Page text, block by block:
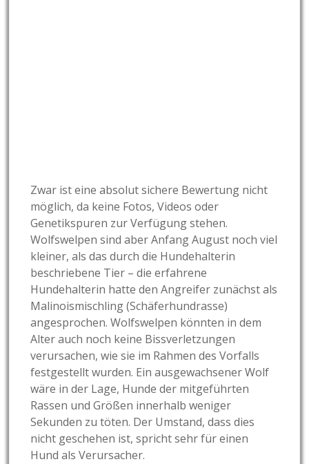
Zwar ist eine absolut sichere Bewertung nicht
möglich, da keine Fotos, Videos oder
Genetikspuren zur Verfügung stehen.
Wolfswelpen sind aber Anfang August noch viel
kleiner, als das durch die Hundehalterin
beschriebene Tier – die erfahrene
Hundehalterin hatte den Angreifer zunächst als
Malinoismischling (Schäferhundrasse)
angesprochen. Wolfswelpen könnten in dem
Alter auch noch keine Bissverletzungen
verursachen, wie sie im Rahmen des Vorfalls
festgestellt wurden. Ein ausgewachsener Wolf
wäre in der Lage, Hunde der mitgeführten
Rassen und Größen innerhalb weniger
Sekunden zu töten. Der Umstand, dass dies
nicht geschehen ist, spricht sehr für einen
Hund als Verursacher.